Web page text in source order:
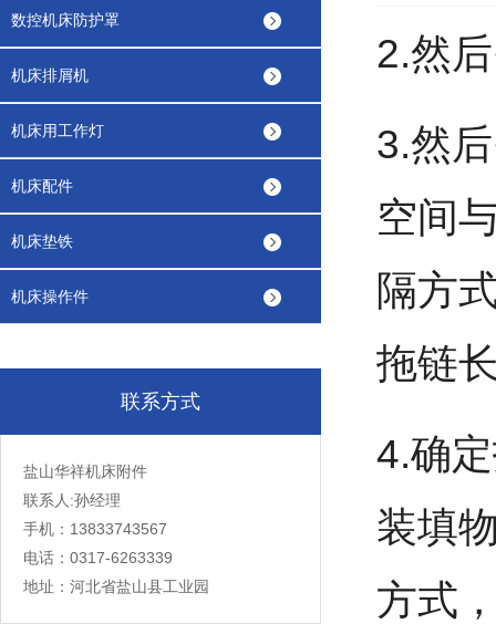
数控机床防护罩
机床排屑机
机床用工作灯
机床配件
机床垫铁
机床操作件
联系方式
盐山华祥机床附件
联系人:孙经理
手机：13833743567
电话：0317-6263339
地址：河北省盐山县工业园
2.然
3.然
空间
隔方
拖链
4.确
装填
方式